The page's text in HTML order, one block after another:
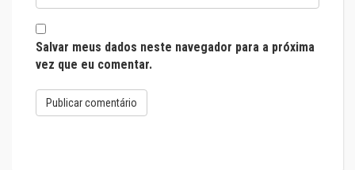
Salvar meus dados neste navegador para a próxima
vez que eu comentar.